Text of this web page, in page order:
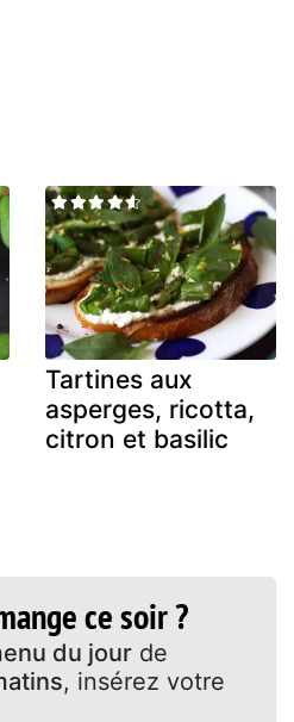
Tartines aux
asperges, ricotta,
citron et basilic
ce soir ?
du jour de
, insérez votre